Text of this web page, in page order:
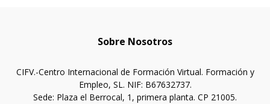
Sobre Nosotros
CIFV.-Centro Internacional de Formación Virtual. Formación y
Empleo, SL. NIF: B67632737.
Sede: Plaza el Berrocal, 1, primera planta. CP 21005.